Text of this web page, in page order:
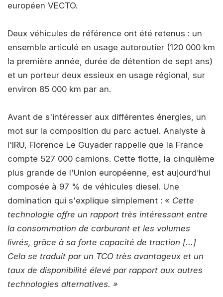
européen VECTO.
Deux véhicules de référence ont été retenus : un
ensemble articulé en usage autoroutier (120 000 km
la première année, durée de détention de sept ans)
et un porteur deux essieux en usage régional, sur
environ 85 000 km par an.
Avant de s'intéresser aux différentes énergies, un
mot sur la composition du parc actuel. Analyste à
l'IRU, Florence Le Guyader rappelle que la France
compte 527 000 camions. Cette flotte, la cinquième
plus grande de l'Union européenne, est aujourd’hui
composée à 97 % de véhicules diesel. Une
domination qui s'explique simplement : « Cette
technologie offre un rapport très intéressant entre
la consommation de carburant et les volumes
livrés, grâce à sa forte capacité de traction [...]
Cela se traduit par un TCO très avantageux et un
taux de disponibilité élevé par rapport aux autres
technologies alternatives. »